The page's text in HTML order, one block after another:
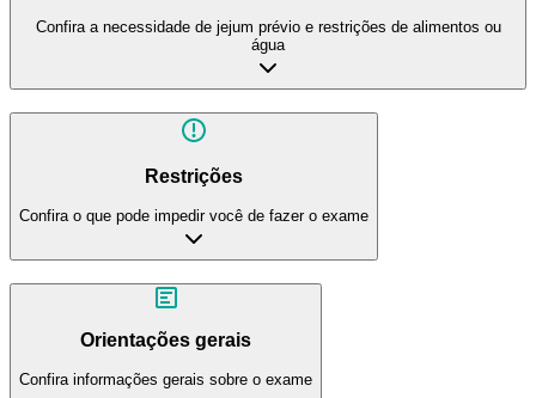
Confira a necessidade de jejum prévio e restrições de alimentos ou
água
Restrições
Confira o que pode impedir você de fazer o exame
Orientações gerais
Confira informações gerais sobre o exame